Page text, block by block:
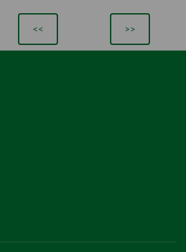
<< >>